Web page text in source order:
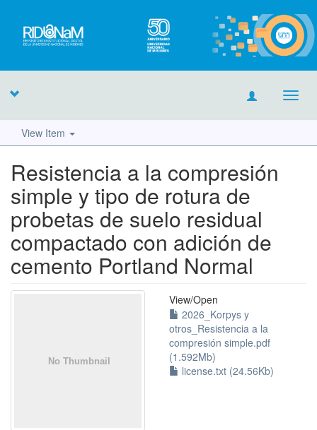
View Item
Resistencia a la compresión
simple y tipo de rotura de
probetas de suelo residual
compactado con adición de
cemento Portland Normal
View/Open
2026_Korpys y
otros_Resistencia a la
compresión simple.pdf
(1.592Mb)
license.txt (24.56Kb)